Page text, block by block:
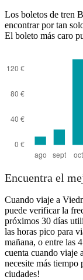
Los boletos de tren
encontrar por tan
El boleto más caro
Encuentra el
Cuando viaje a
puede verificar la
próximos 30 días
las horas pico para
mañana, o entre las
cuenta cuando viaje
necesite más tiempo
ciudades!